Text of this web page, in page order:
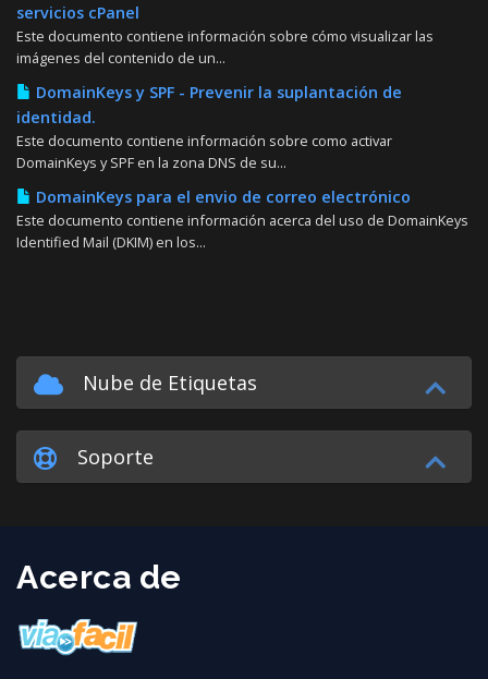
servicios cPanel
Este documento contiene información sobre cómo visualizar las
imágenes del contenido de un...
DomainKeys y SPF - Prevenir la suplantación de
identidad.
Este documento contiene información sobre como activar
DomainKeys y SPF en la zona DNS de su...
DomainKeys para el envio de correo electrónico
Este documento contiene información acerca del uso de DomainKeys
Identified Mail (DKIM) en los...
Nube de Etiquetas
Soporte
Acerca de